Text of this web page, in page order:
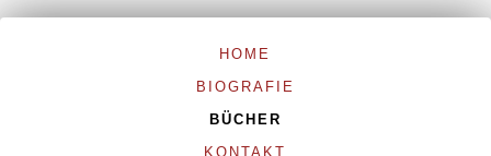
HOME
BIOGRAFIE
BÜCHER
KONTAKT